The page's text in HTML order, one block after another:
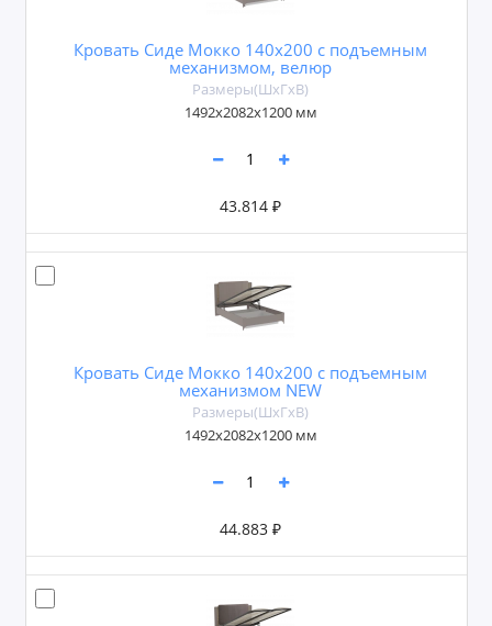
Кровать Сиде Мокко 140х200 с подъемным
механизмом, велюр
Размеры(ШxГxВ)
1492х2082х1200 мм
43.814 ₽
Кровать Сиде Мокко 140х200 с подъемным
механизмом NEW
Размеры(ШxГxВ)
1492х2082х1200 мм
44.883 ₽